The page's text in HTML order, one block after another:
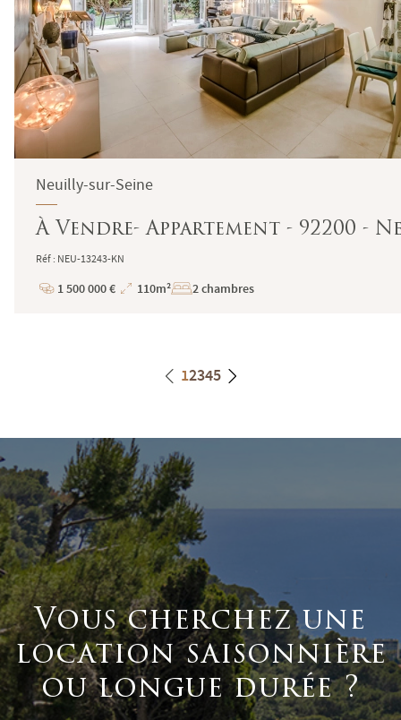
Neuilly-sur-Seine
À Vendre- Appartement - 92200 -
Réf : NEU-13243-KN
Prix
1 500 000 €
Superficie
110m² 2 chambres
12345
Vous cherchez une
location saisonnière
ou longue durée ?